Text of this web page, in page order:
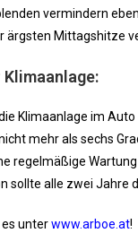
vermindern
ärgsten Mittagshitze
Klimaanlage im
mehr als sechs
regelmäßige
sollte alle zwei Jahre
unterwww.arboe.at!